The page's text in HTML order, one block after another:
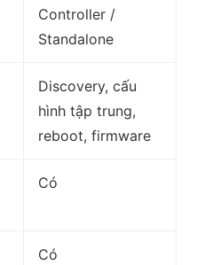
Controller /
Standalone
Discovery, cấu
hình tập trung,
reboot, firmware
Có
Có